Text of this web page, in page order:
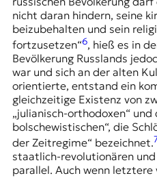
nicht daran hindern, seine
beizubehalten und sein
fortzusetzen“6, hieß es in
Bevölkerung Russlands
war und sich an der alten
orientierte, entstand ein
gleichzeitige Existenz von
„julianisch-orthodoxen“ und
bolschewistischen“, die
der Zeitregime“ bezeichnet.
staatlich-revolutionären
parallel. Auch wenn letztere